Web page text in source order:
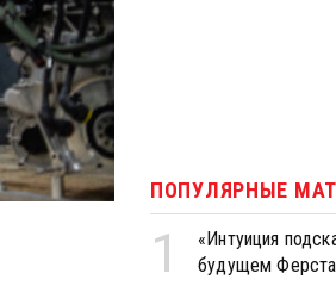
ПОПУЛЯРНЫЕ
1
«Интуиция
будущем